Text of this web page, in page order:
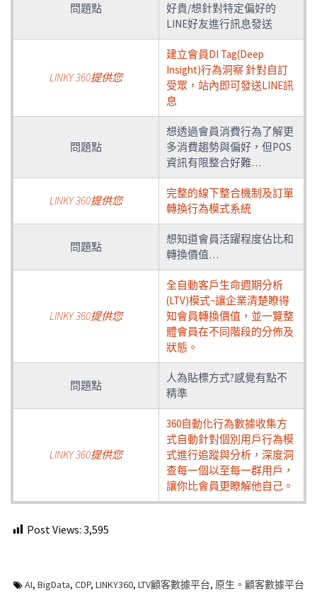
問題點
好貴/想針對特定偏好的
LINE好友進行訊息發送
LINKY 360提供您
建立會員DI Tag(Deep
Insight)行為洞察 針對自訂
受眾，站內即可發送LINE訊
息
問題點
想透過會員消費行為了解更
多消費趨勢與偏好，但POS
資訊有限整合好難…
LINKY 360提供您
完整的線下整合機制及訂單
轉換行為模式系統
問題點
想知道會員活躍程度佔比和
轉換價值…
LINKY 360提供您
全自動客戶生命週期分析
(LTV)模式~讓企業清楚瞭得
知會員轉換價值，並一覽整
體會員在不同階段的分佈及
狀態。
問題點
人為貼標方式?感覺有點不
精準
LINKY 360提供您
360自動化行為數據收集方
式自動針對個別用戶行為模
式進行追蹤與分析，深度洞
查每一個以至每一群用戶，
讓你比會員更瞭解他自己。
Post Views: 3,595
AI, BigData, CDP, LINKY360, LTV顧客數據平台, 原生。顧客數據平台